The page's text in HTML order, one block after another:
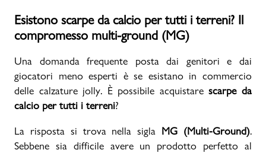
Esistono scarpe da calcio per tutti i terreni? Il
compromesso multi-ground (MG)
Una domanda frequente posta dai genitori e dai
giocatori meno esperti è se esistano in commercio
delle calzature jolly. È possibile acquistarescarpe da
calcio per tutti i terreni?
La risposta si trova nella sigla MG (Multi-Ground).
Sebbene sia difficile avere un prodotto perfetto al